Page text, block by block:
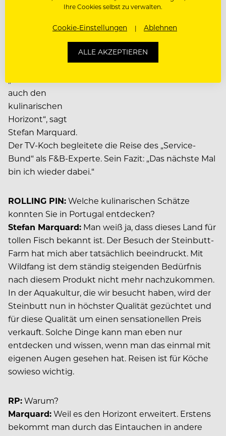
Gourmetr
auch den
kulinarischen
Horizont“, sagt
Stefan Marquard.
Der TV-Koch begleitete die Reise des „Service-
Bund“ als F&B-Experte. Sein Fazit: „Das nächste Mal
bin ich wieder dabei.“
ROLLING PIN:Welche kulinarischen Schätze
konnten Sie in Portugal entdecken?
Stefan Marquard: Man weiß ja, dass dieses Land für
tollen Fisch bekannt ist. Der Besuch der Steinbutt-
Farm hat mich aber tatsächlich beeindruckt. Mit
Wildfang ist dem ständig steigenden Bedürfnis
nach diesem Produkt nicht mehr nachzukommen.
In der Aquakultur, die wir besucht haben, wird der
Steinbutt nun in höchster Qualität gezüchtet und
für diese Qualität um einen sensationellen Preis
verkauft. Solche Dinge kann man eben nur
entdecken und wissen, wenn man das einmal mit
eigenen Augen gesehen hat. Reisen ist für Köche
sowieso wichtig.
RP:Warum?
Marquard:Weil es den Horizont erweitert. Erstens
bekommt man durch das Eintauchen in andere
Ihre Cookies selbst zu verwalten.
Cookie-Einstellungen Ablehnen
ALLE AKZEPTIEREN